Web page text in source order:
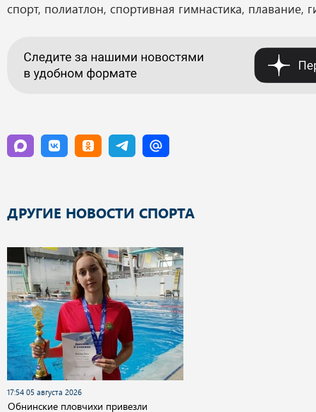
спорт, полиатлон, спортивная гимнастика, плавание,
ДРУГИЕ НОВОСТИ СПОРТА
17:54 05 августа 2026
Обнинские пловчихи привезли